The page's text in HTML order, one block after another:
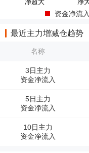
资金净流入
最近主力增减仓趋势
名称
3日主力
资金净流入
5日主力
资金净流入
10日主力
资金净流入